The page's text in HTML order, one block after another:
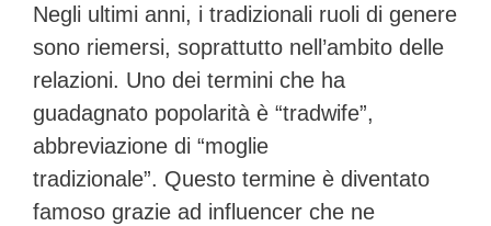
Negli ultimi anni, i tradizionali ruoli di genere
sono riemersi, soprattutto nell’ambito delle
relazioni. Uno dei termini che ha
guadagnato popolarità è “tradwife”,
abbreviazione di “moglie
tradizionale”. Questo termine è diventato
famoso grazie ad influencer che ne